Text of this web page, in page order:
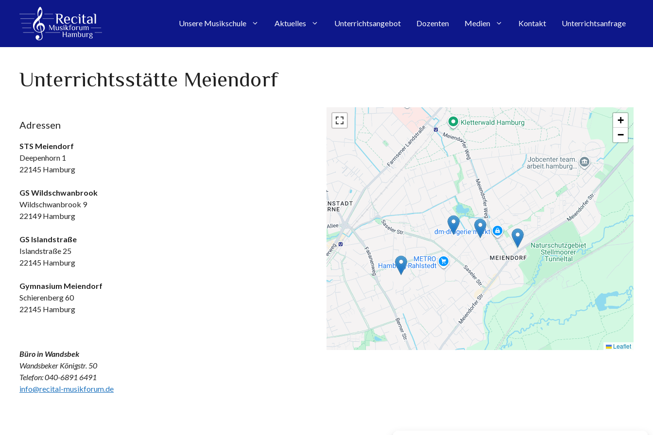
springen
Unsere Musikschule Aktuelles Unterrichtsangebot Dozenten Medien Kontakt Unterrichtsanfrage
Unterrichtsstätte Meiendorf
Adressen
STS Meiendorf
Deepenhorn 1
22145 Hamburg
GS Wildschwanbrook
Wildschwanbrook 9
22149 Hamburg
GS Islandstraße
Islandstraße 25
22145 Hamburg
Gymnasium Meiendorf
Schierenberg 60
22145 Hamburg
Büro in Wandsbek
Wandsbeker Königstr. 50
Telefon: 040-6891 6491
info@recital-musikforum.de
+
−
Leaflet